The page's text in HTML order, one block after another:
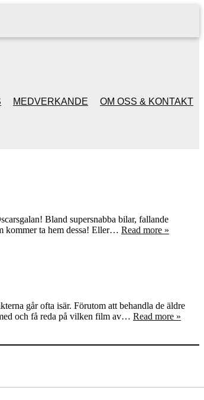
MEDVERKANDE OM OSS & KONTAKT
Bland supersnabba bilar, fallande
kommer ta hem dessa! Eller… Read more »
går ofta isär. Förutom att behandla de äldre
och få reda på vilken film av… Read more »